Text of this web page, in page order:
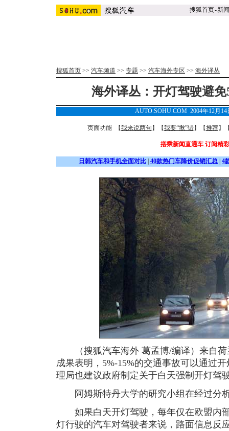
搜狐首页-新闻
搜狐首页 >> 汽车频道 >> 专题 >> 汽车海外专区 >> 海外译丛
海外译丛：开灯驾驶避
AUTO.SOHU.COM 2004年12月
页面功能 【我来说两句 】【我要“揪”错】【推荐】
搭乘新闻直通车 订阅精
日韩汽车和手机全面对比 40款热门车降价促销汇总 4
（搜狐汽车海外 葛孟博/编译）来自荷
成果表明，5%-15%的交通事故可以通过
理局也建议政府制定关于白天强制开灯驾
阿姆斯特丹大学的研究小组在经过分
如果白天开灯驾驶，每年仅在欧盟内部
灯行驶的汽车对驾驶者来说，路面信息反